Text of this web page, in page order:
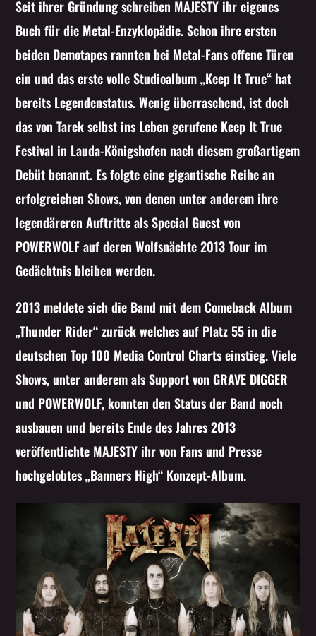
Seit ihrer Gründung schreiben MAJESTY ihr eigenes
Buch für die Metal-Enzyklopädie. Schon ihre ersten
beiden Demotapes rannten bei Metal-Fans offene Türen
ein und das erste volle Studioalbum „Keep It True“ hat
bereits Legendenstatus. Wenig überraschend, ist doch
das von Tarek selbst ins Leben gerufene Keep It True
Festival in Lauda-Königshofen nach diesem großartigem
Debüt benannt. Es folgte eine gigantische Reihe an
erfolgreichen Shows, von denen unter anderem ihre
legendäreren Auftritte als Special Guest von
POWERWOLF auf deren Wolfsnächte 2013 Tour im
Gedächtnis bleiben werden.
2013 meldete sich die Band mit dem Comeback Album
„Thunder Rider“ zurück welches auf Platz 55 in die
deutschen Top 100 Media Control Charts einstieg. Viele
Shows, unter anderem als Support von GRAVE DIGGER
und POWERWOLF, konnten den Status der Band noch
ausbauen und bereits Ende des Jahres 2013
veröffentlichte MAJESTY ihr von Fans und Presse
hochgelobtes „Banners High“ Konzept-Album.